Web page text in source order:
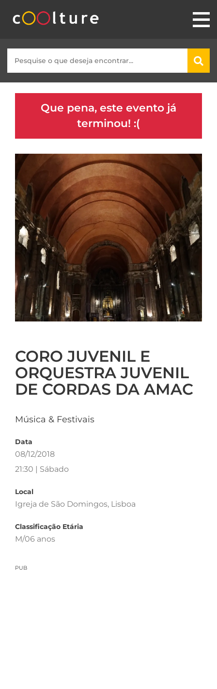
Que pena, este evento já
terminou! :(
CORO JUVENIL E
ORQUESTRA JUVENIL
DE CORDAS DA AMAC
Música & Festivais
Data
08/12/2018
21:30 | Sábado
Local
Igreja de São Domingos, Lisboa
Classificação Etária
M/06 anos
PUB